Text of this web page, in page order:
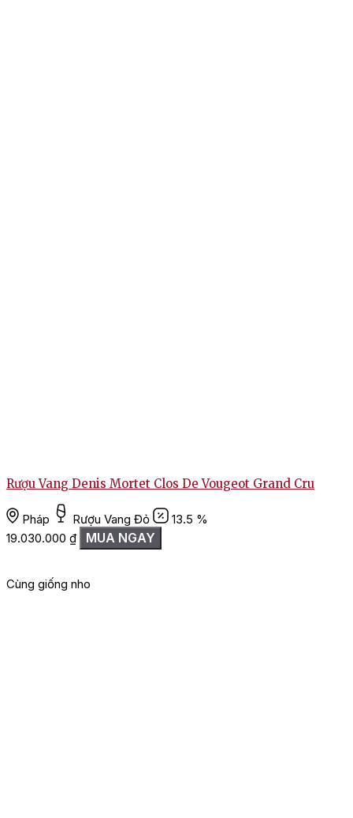
Rượu Vang Denis Mortet Clos De Vougeot Grand Cru
Pháp Rượu Vang Đỏ
13.5 %
19.030.000 ₫ MUA NGAY
Cùng giống nho